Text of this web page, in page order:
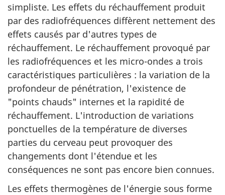
simpliste. Les effets du réchauffement produit
par des radiofréquences diffèrent nettement des
effets causés par d'autres types de
réchauffement. Le réchauffement provoqué par
les radiofréquences et les micro-ondes a trois
caractéristiques particulières : la variation de la
profondeur de pénétration, l'existence de
"points chauds" internes et la rapidité de
réchauffement. L'introduction de variations
ponctuelles de la température de diverses
parties du cerveau peut provoquer des
changements dont l'étendue et les
conséquences ne sont pas encore bien connues.
Les effets thermogènes de l'énergie sous forme